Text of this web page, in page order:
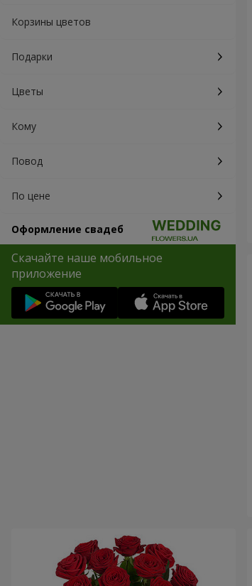
Корзины цветов
Подарки
Цветы
Кому
Повод
По цене
Оформление свадеб
Скачайте наше мобильное
приложение